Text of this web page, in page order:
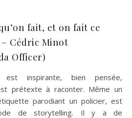
fait, et on fait ce
– Cédric Minot
Officer)
est inspirante, bien pensée,
prétexte à raconter. Même un
parodiant un policier, est
de storytelling. Il y a de